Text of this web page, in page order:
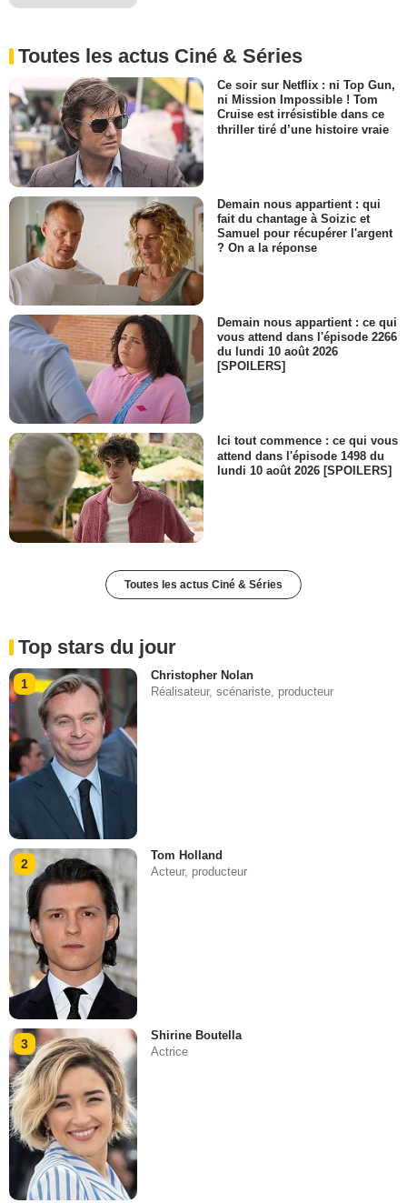
Toutes les actus Ciné & Séries
Ce soir sur Netflix : ni Top Gun,
ni Mission Impossible ! Tom
Cruise est irrésistible dans ce
thriller tiré d’une histoire vraie
Demain nous appartient : qui
fait du chantage à Soizic et
Samuel pour récupérer l'argent
? On a la réponse
Demain nous appartient : ce qui
vous attend dans l'épisode 2266
du lundi 10 août 2026
[SPOILERS]
Ici tout commence : ce qui vous
attend dans l'épisode 1498 du
lundi 10 août 2026 [SPOILERS]
Toutes les actus Ciné & Séries
Top stars du jour
1
Christopher Nolan
Réalisateur, scénariste, producteur
2
Tom Holland
Acteur, producteur
3
Shirine Boutella
Actrice